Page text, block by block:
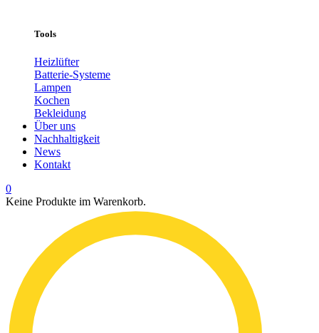
Tools
Heizlüfter
Batterie-Systeme
Lampen
Kochen
Bekleidung
Über uns
Nachhaltigkeit
News
Kontakt
0
Keine Produkte im Warenkorb.